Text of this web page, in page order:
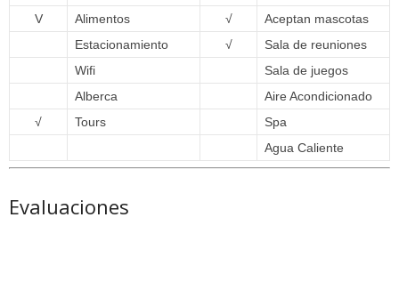
V Alimentos √
Aceptan mascotas
Estacionamiento
√
Sala de reuniones
Wifi
Sala de juegos
Alberca
Aire Acondicionado
√
Tours
Spa
Agua Caliente
Evaluaciones